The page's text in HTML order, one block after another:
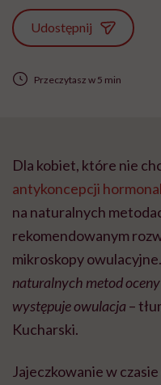
Udostępnij
Przeczytasz w 5 min
Dla kobiet, które nie
antykoncepcji
na naturalnych
rekomendowanym
mikroskopy
naturalnych metod
występuje owulacja –
Kucharski.
Jajeczkowanie w